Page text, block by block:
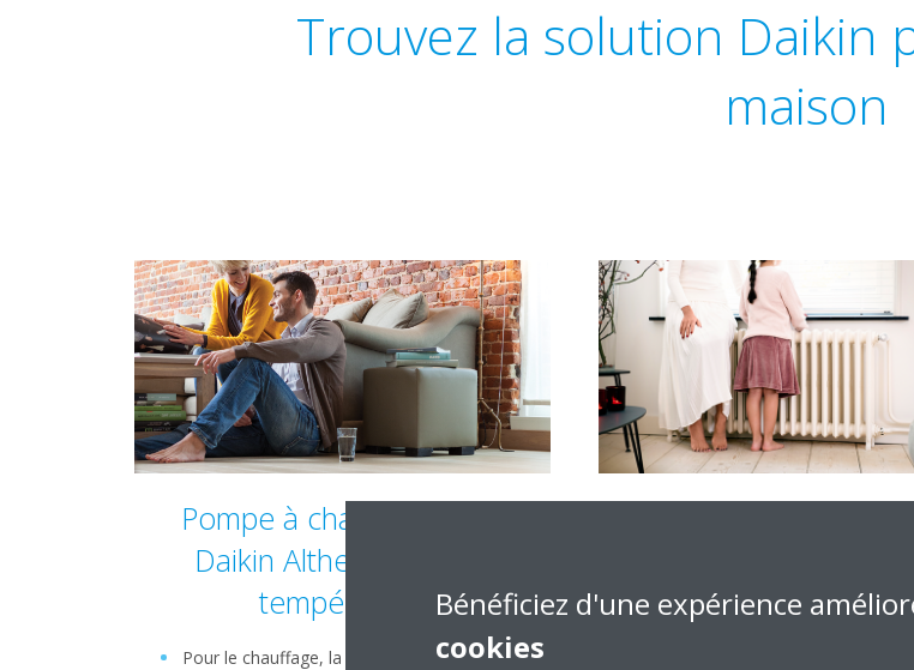
Trouvez la solution Daikin
maison
Pompe à chaleur air-eau
Daikin Altherma Basse
température
Pour le chauffage, la production d'eau
température
Bénéficiez d'une expérience
cookies